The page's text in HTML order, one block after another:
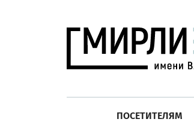
ПОСЕТИТЕЛЯМ